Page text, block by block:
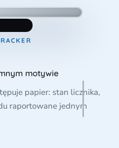
motywie
papier: stan licznika,
raportowane jednym